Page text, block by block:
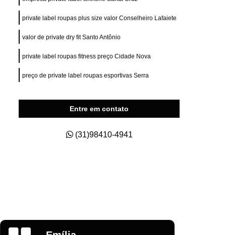
Fit
Private Label Roupas Masculinas
Size
Estamparia de Camisetas Digital
Estamparia Digital em Camiseta
Estamparia Digital para Camiseta
Estamparia Digital em Algodão
private label roupas plus size valor Conselheiro Lafaiete
valor de private dry fit Santo Antônio
private label roupas fitness preço Cidade Nova
preço de private label roupas esportivas Serra
Entre em contato
(31)98410-4941